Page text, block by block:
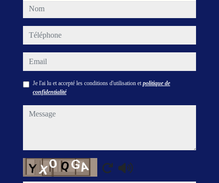
nom
téléphone
email
Je l'ai lu et accepté les conditions d'utilisation etpolitique de
confidentialité
message
Captcha